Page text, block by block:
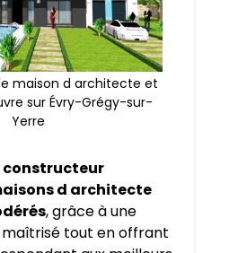
maison d architecte et
sur Évry-Grégy-sur-
Yerre
constructeur
d architecte
, grâce à une
tout en offrant